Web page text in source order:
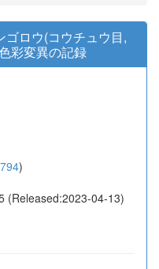
ゴロウ(コウチュウ目,
彩変異の記録
)
(Released:2023-04-13)